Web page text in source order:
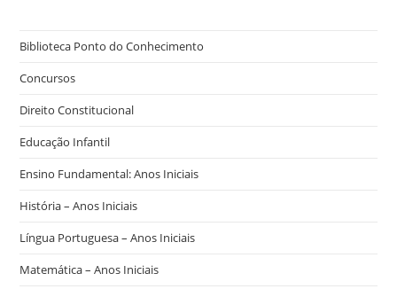
Biblioteca Ponto do Conhecimento
Concursos
Direito Constitucional
Educação Infantil
Ensino Fundamental: Anos Iniciais
História – Anos Iniciais
Língua Portuguesa – Anos Iniciais
Matemática – Anos Iniciais